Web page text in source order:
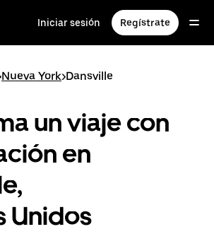
Iniciar sesión Regístrate
Nueva York>Dansville
un viaje con
en
Unidos